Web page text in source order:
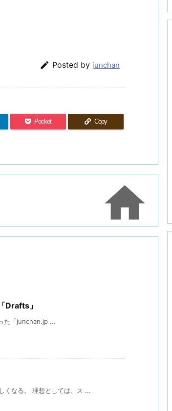
 Posted by junchan
Pocket Copy

Drafts」
た「junchan.jp ...
くなる。 理想としては、ス ...